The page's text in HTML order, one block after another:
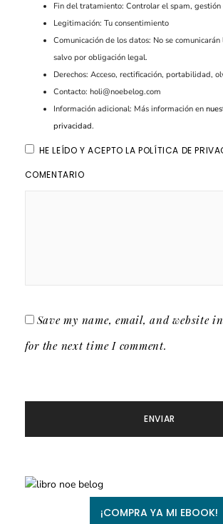
Fin del tratamiento: Controlar el spam, gestión
Legitimación: Tu consentimiento
Comunicación de los datos: No se
salvo por obligación legal.
Derechos: Acceso, rectificación, portabilidad,
Contacto: holi@noebelog.com
Información adicional: Más información en
privacidad.
HE LEÍDO Y ACEPTO LAPOLÍTICA DE
COMENTARIO
Save my name, email, and website
for the next time I comment.
¡COMPRA YA MI EBOOK!